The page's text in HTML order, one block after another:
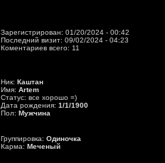
Зарегистрирован: 01/20/2024 - 00:42
Последний визит: 09/02/2024 - 04:23
Коментариев всего: 11
Ник: Каштан
Имя: Artem
Статус: все хорошо =)
Дата рождения: 1/1/1900
Пол: Мужчина
Группировка: Одиночка
Карма: Меченый